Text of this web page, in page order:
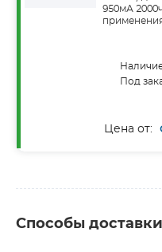
950мА
Под
Цена от:
Способы